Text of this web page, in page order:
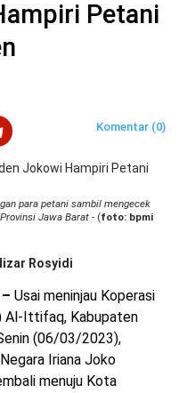
Petani
Komentar (0)
para petani sambil mengecek
Jawa Barat - (foto: bpmi
Rosyidi
Usai meninjau Koperasi
Al-Ittifaq, Kabupaten
(06/03/2023),
Iriana Joko
menuju Kota